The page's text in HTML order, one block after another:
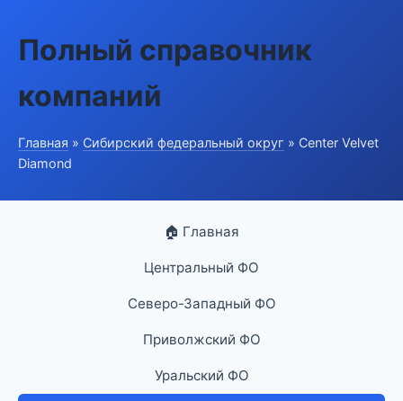
Полный справочник
компаний
Главная » Сибирский федеральный округ » Center Velvet
Diamond
🏠 Главная
Центральный ФО
Северо-Западный ФО
Приволжский ФО
Уральский ФО